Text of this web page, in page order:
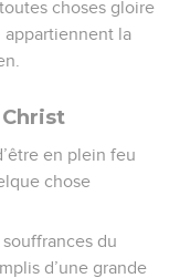
choses gloire
appartiennent la
en plein feu
chose
du
d’une grande